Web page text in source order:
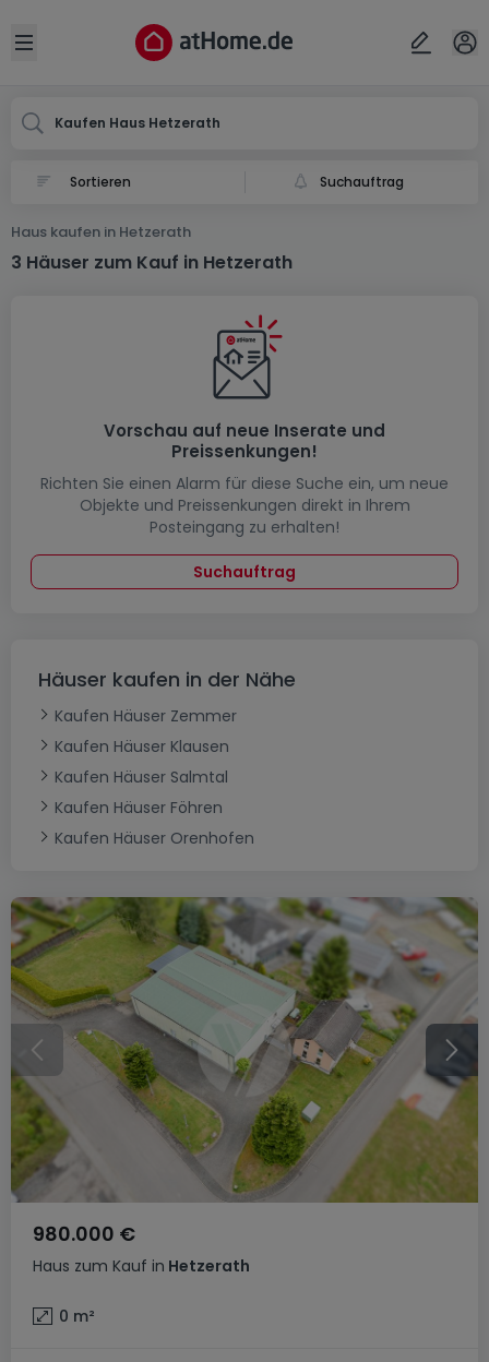
Open sidebar
Kaufen Haus Hetzerath
Suchauftrag
Haus kaufen in Hetzerath
3 Häuser zum Kauf in Hetzerath
Vorschau auf neue Inserate und
Preissenkungen!
Richten Sie einen Alarm für diese Suche ein, um neue
Objekte und Preissenkungen direkt in Ihrem
Posteingang zu erhalten!
Suchauftrag
Häuser kaufen in der Nähe
Kaufen Häuser Zemmer
Kaufen Häuser Klausen
Kaufen Häuser Salmtal
Kaufen Häuser Föhren
Kaufen Häuser Orenhofen
Haus zum Kauf in Hetzerath
980.000 €
0 m²
Ort
Abbrechen ok